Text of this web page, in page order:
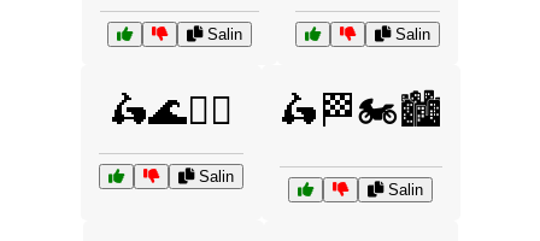
Salin Salin
🛵🌊🏄‍♂️
Salin
🛵🏁🏍️🏙️
Salin